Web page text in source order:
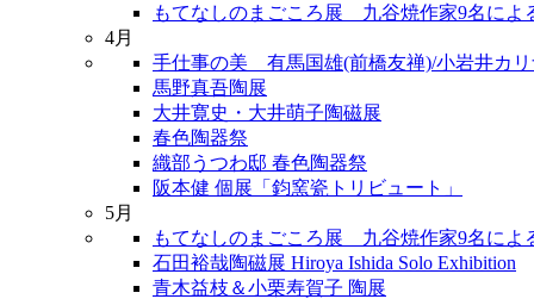
もてなしのまごころ展 九谷焼作家9名によ
4月
手仕事の美 有馬国雄(前橋友禅)/小岩井カ
馬野真吾陶展
大井寛史・大井萌子陶磁展
春色陶器祭
織部うつわ邸 春色陶器祭
阪本健 個展「鈞窯瓷トリビュート」
5月
もてなしのまごころ展 九谷焼作家9名によ
石田裕哉陶磁展 Hiroya Ishida Solo Exhibition
青木益枝＆小栗寿賀子 陶展